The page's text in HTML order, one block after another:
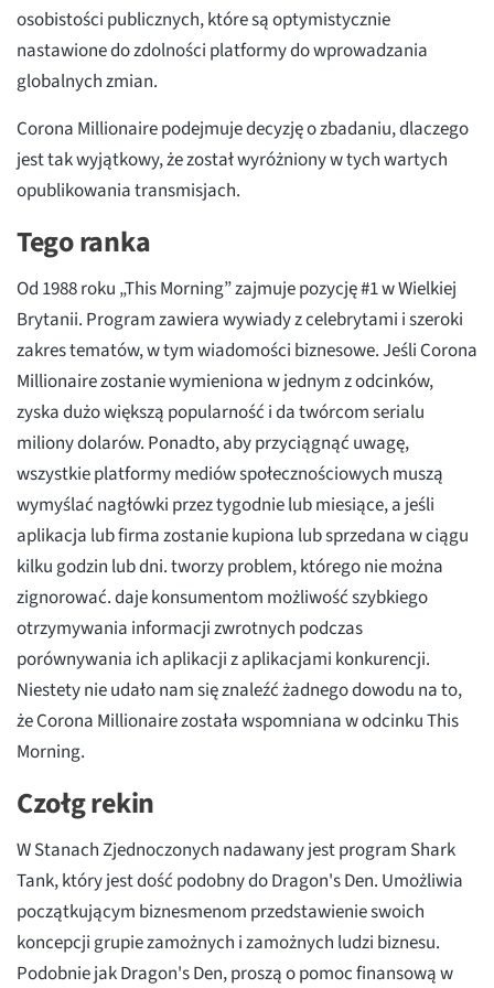
osobistości publicznych, które są optymistycznie
nastawione do zdolności platformy do wprowadzania
globalnych zmian.
Corona Millionaire podejmuje decyzję o zbadaniu, dlaczego
jest tak wyjątkowy, że został wyróżniony w tych wartych
opublikowania transmisjach.
Tego ranka
Od 1988 roku „This Morning” zajmuje pozycję #1 w Wielkiej
Brytanii. Program zawiera wywiady z celebrytami i szeroki
zakres tematów, w tym wiadomości biznesowe. Jeśli Corona
Millionaire zostanie wymieniona w jednym z odcinków,
zyska dużo większą popularność i da twórcom serialu
miliony dolarów. Ponadto, aby przyciągnąć uwagę,
wszystkie platformy mediów społecznościowych muszą
wymyślać nagłówki przez tygodnie lub miesiące, a jeśli
aplikacja lub firma zostanie kupiona lub sprzedana w ciągu
kilku godzin lub dni. tworzy problem, którego nie można
zignorować. daje konsumentom możliwość szybkiego
otrzymywania informacji zwrotnych podczas
porównywania ich aplikacji z aplikacjami konkurencji.
Niestety nie udało nam się znaleźć żadnego dowodu na to,
że Corona Millionaire została wspomniana w odcinku This
Morning.
Czołg rekin
W Stanach Zjednoczonych nadawany jest program Shark
Tank, który jest dość podobny do Dragon's Den. Umożliwia
początkującym biznesmenom przedstawienie swoich
koncepcji grupie zamożnych i zamożnych ludzi biznesu.
Podobnie jak Dragon's Den, proszą o pomoc finansową w